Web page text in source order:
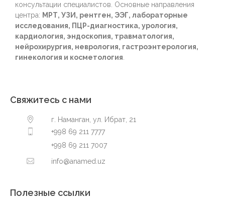
консультации специалистов. Основные направления
центра: МРТ, УЗИ, рентген, ЭЭГ, лабораторные
исследования, ПЦР-диагностика, урология,
кардиология, эндоскопия, травматология,
нейрохирургия, неврология, гастроэнтерология,
гинекология и косметология.
Свяжитесь с нами
г. Наманган, ул. Ибрат, 21
+998 69 211 7777
+998 69 211 7007
info@anamed.uz
Полезные ссылки